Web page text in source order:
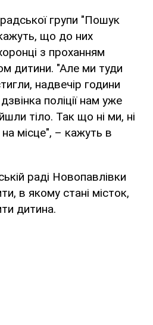
групи "Пошук
що до них
з проханням
дитини. "Але ми туди
надвечір години
поліції нам уже
тіло. Так що ні ми, ні
місце", – кажуть в
раді Новопавлівки
в якому стані місток,
дитина.